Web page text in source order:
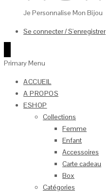
Je Personnalise Mon Bijou
Se connecter / S'enregistrer
Primary Menu
ACCUEIL
A PROPOS
ESHOP
Collections
Femme
Enfant
Accessoires
Carte cadeau
Box
Catégories